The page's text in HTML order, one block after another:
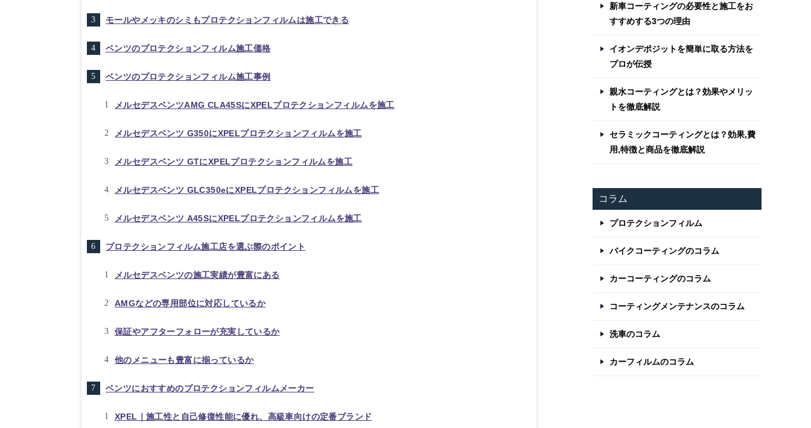
モールやメッキのシミもプロテクションフィルムは施工できる
ベンツのプロテクションフィルム施工価格
ベンツのプロテクションフィルム施工事例
メルセデスベンツAMG CLA45SにXPELプロテクションフィルムを施工
メルセデスベンツ G350にXPELプロテクションフィルムを施工
メルセデスベンツ GTにXPELプロテクションフィルムを施工
メルセデスベンツ GLC350eにXPELプロテクションフィルムを施工
メルセデスベンツ A45SにXPELプロテクションフィルムを施工
プロテクションフィルム施工店を選ぶ際のポイント
メルセデスベンツの施工実績が豊富にある
AMGなどの専用部位に対応しているか
保証やアフターフォローが充実しているか
他のメニューも豊富に揃っているか
ベンツにおすすめのプロテクションフィルムメーカー
XPEL｜施工性と自己修復性能に優れ、高級車向けの定番ブランド
新車コーティングの必要性と施工をお
すすめする3つの理由
イオンデポジットを簡単に取る方法を
プロが伝授
親水コーティングとは？効果やメリッ
トを徹底解説
セラミックコーティングとは？効果,費
用,特徴と商品を徹底解説
コラム
プロテクションフィルム
バイクコーティングのコラム
カーコーティングのコラム
コーティングメンテナンスのコラム
洗車のコラム
カーフィルムのコラム